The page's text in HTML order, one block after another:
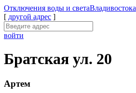
Отключения воды и светаВладивостока
[ другой адрес ]
войти
Братская ул. 20
Артем